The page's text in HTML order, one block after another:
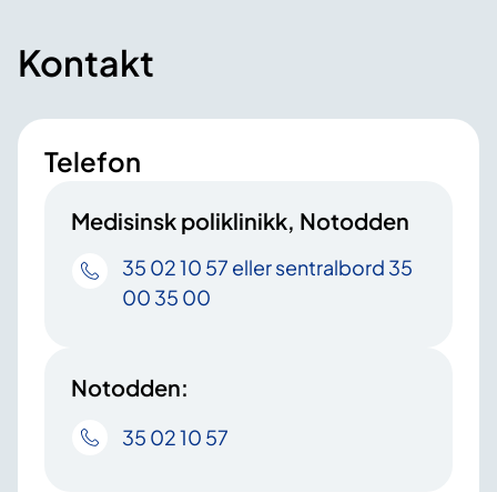
Kontakt
Telefon
Medisinsk poliklinikk, Notodden
35 02 10 57 eller sentralbord 35
00 35 00
Notodden:
35 02 10 57